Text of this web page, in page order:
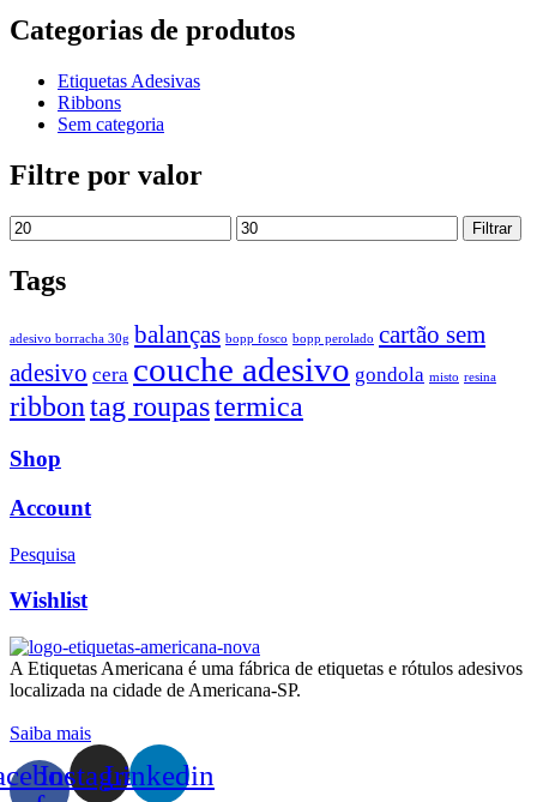
Categorias de produtos
Etiquetas Adesivas
Ribbons
Sem categoria
Filtre por valor
Preço
mínimo
Preço
máximo
Filtrar
Tags
adesivo borracha 30g balanças bopp fosco bopp perolado cartão sem
adesivo cera couche adesivo gondola misto resina
ribbontag roupastermica
Shop
Account
Pesquisa
Wishlist
A Etiquetas Americana é uma fábrica de etiquetas e rótulos adesivos
localizada na cidade de Americana-SP.
Saiba mais
InstagramLinkedin